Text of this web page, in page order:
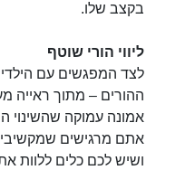
בקצב שלו.
ליווי הורי שוטף
לצד המפגשים עם
ההורים – מתוך ראייה
אמונה עמוקה שהשינוי
אתם מרגישים
ושיש לכם כלים ללוות